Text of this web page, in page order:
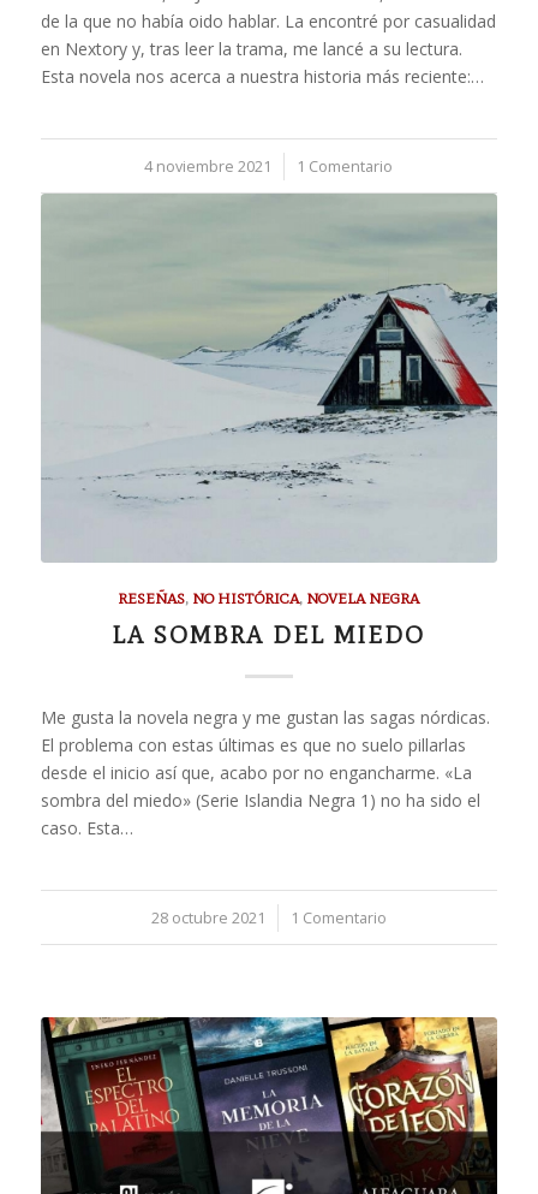
de la que no había oido hablar. La encontré por casualidad
en Nextory y, tras leer la trama, me lancé a su lectura.
Esta novela nos acerca a nuestra historia más reciente:…
4 noviembre 2021
/ 1 Comentario
RESEÑAS, NO HISTÓRICA, NOVELA NEGRA
LA SOMBRA DEL MIEDO
Me gusta la novela negra y me gustan las sagas nórdicas.
El problema con estas últimas es que no suelo pillarlas
desde el inicio así que, acabo por no engancharme. «La
sombra del miedo» (Serie Islandia Negra 1) no ha sido el
caso. Esta…
28 octubre 2021
/ 1 Comentario